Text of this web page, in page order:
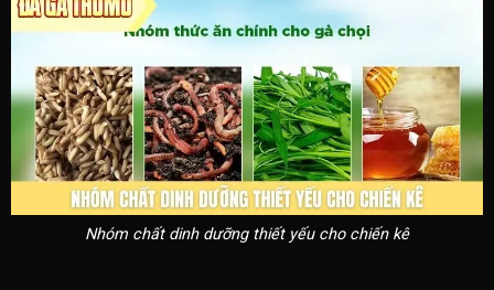
Nhóm chất dinh dưỡng thiết yếu cho chiến kê